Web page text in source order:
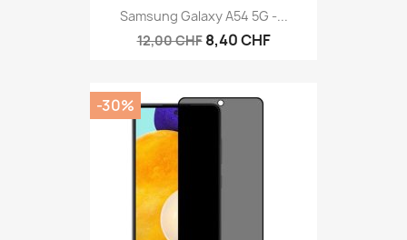
Samsung Galaxy A54 5G -...
12,00 CHF 8,40 CHF
-30%